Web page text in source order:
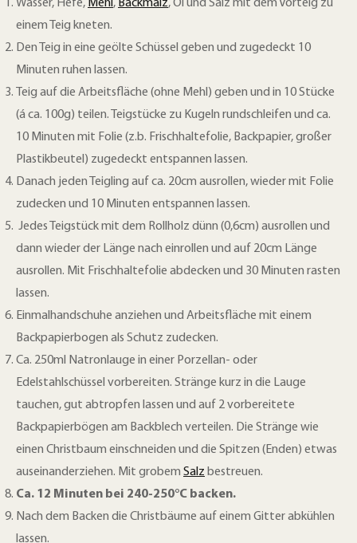
Wasser, Hefe, Mehl , Backmalz, Öl und Salz mit dem Vorteig zu
einem Teig kneten.
Den Teig in eine geölte Schüssel geben und zugedeckt 10
Minuten ruhen lassen.
Teig auf die Arbeitsfläche (ohne Mehl) geben und in 10 Stücke
(á ca. 100g) teilen. Teigstücke zu Kugeln rundschleifen und ca.
10 Minuten mit Folie (z.b. Frischhaltefolie, Backpapier, großer
Plastikbeutel) zugedeckt entspannen lassen.
Danach jeden Teigling auf ca. 20cm ausrollen, wieder mit Folie
zudecken und 10 Minuten entspannen lassen.
Jedes Teigstück mit dem Rollholz dünn (0,6cm) ausrollen und
dann wieder der Länge nach einrollen und auf 20cm Länge
ausrollen. Mit Frischhaltefolie abdecken und 30 Minuten rasten
lassen.
Einmalhandschuhe anziehen und Arbeitsfläche mit einem
Backpapierbogen als Schutz zudecken.
Ca. 250ml Natronlauge in einer Porzellan- oder
Edelstahlschüssel vorbereiten. Stränge kurz in die Lauge
tauchen, gut abtropfen lassen und auf 2 vorbereitete
Backpapierbögen am Backblech verteilen. Die Stränge wie
einen Christbaum einschneiden und die Spitzen (Enden) etwas
auseinanderziehen. Mit grobem Salz bestreuen.
Ca. 12 Minuten bei 240-250°C backen.
Nach dem Backen die Christbäume auf einem Gitter abkühlen
lassen.